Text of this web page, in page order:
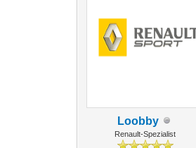
Loobby
Renault-Spezialist